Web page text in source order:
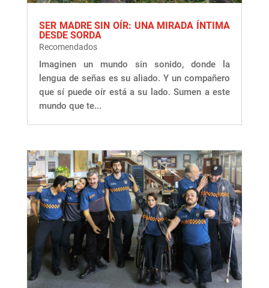
SER MADRE SIN OÍR: UNA MIRADA ÍNTIMA
DESDE SORDA
Recomendados
Imaginen un mundo sin sonido, donde la
lengua de señas es su aliado. Y un compañero
que sí puede oír está a su lado. Sumen a este
mundo que te...